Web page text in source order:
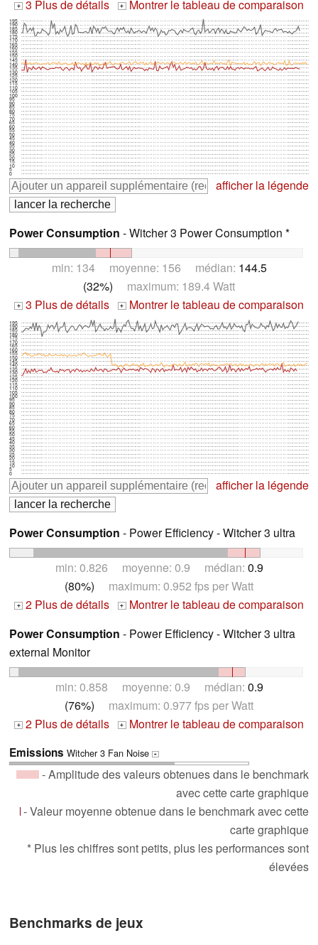
+ 3 Plus de détails + Montrer le tableau de comparaison
0
5
10
15
20
25
30
35
40
45
50
55
60
65
70
75
80
85
90
95
100
105
110
115
120
125
130
135
140
145
150
155
160
165
170
175
180
185
190
195
afficher la légende
Power Consumption - Witcher 3 Power Consumption *
min: 134 moyenne: 156 médian: 144.5
(32%) maximum: 189.4 Watt
+ 3 Plus de détails + Montrer le tableau de comparaison
0
5
10
15
20
25
30
35
40
45
50
55
60
65
70
75
80
85
90
95
100
105
110
115
120
125
130
135
140
145
150
155
160
165
170
175
180
185
190
195
afficher la légende
Power Consumption - Power Efficiency - Witcher 3 ultra
min: 0.826 moyenne: 0.9 médian: 0.9
(80%) maximum: 0.952 fps per Watt
+ 2 Plus de détails + Montrer le tableau de comparaison
Power Consumption - Power Efficiency - Witcher 3 ultra
external Monitor
min: 0.858 moyenne: 0.9 médian: 0.9
(76%) maximum: 0.977 fps per Watt
+ 2 Plus de détails + Montrer le tableau de comparaison
Emissions Witcher 3 Fan Noise +
- Amplitude des valeurs obtenues dans le benchmark
avec cette carte graphique
- Valeur moyenne obtenue dans le benchmark avec cette
carte graphique
* Plus les chiffres sont petits, plus les performances sont
élevées
Benchmarks de jeux